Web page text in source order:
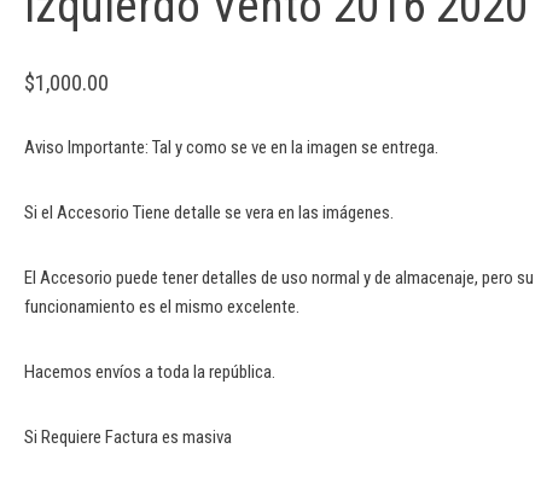
$1,000.00
Aviso Importante: Tal y como se ve en la imagen se entrega.
Si el Accesorio Tiene detalle se vera en las imágenes.
El Accesorio puede tener detalles de uso normal y de almacenaje, pero su
funcionamiento es el mismo excelente.
Hacemos envíos a toda la república.
Si Requiere Factura es masiva